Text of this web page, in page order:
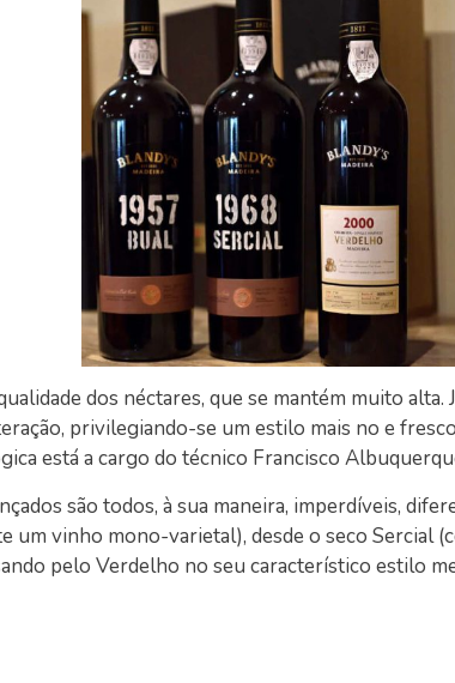
dos néctares, que se mantém muito
privilegiando-se um estilo mais no e
está a cargo do técnico Francisco
são todos, à sua maneira, imperdíveis,
um vinho mono-varietal), desde o seco Sercial
pelo Verdelho no seu característico estilo